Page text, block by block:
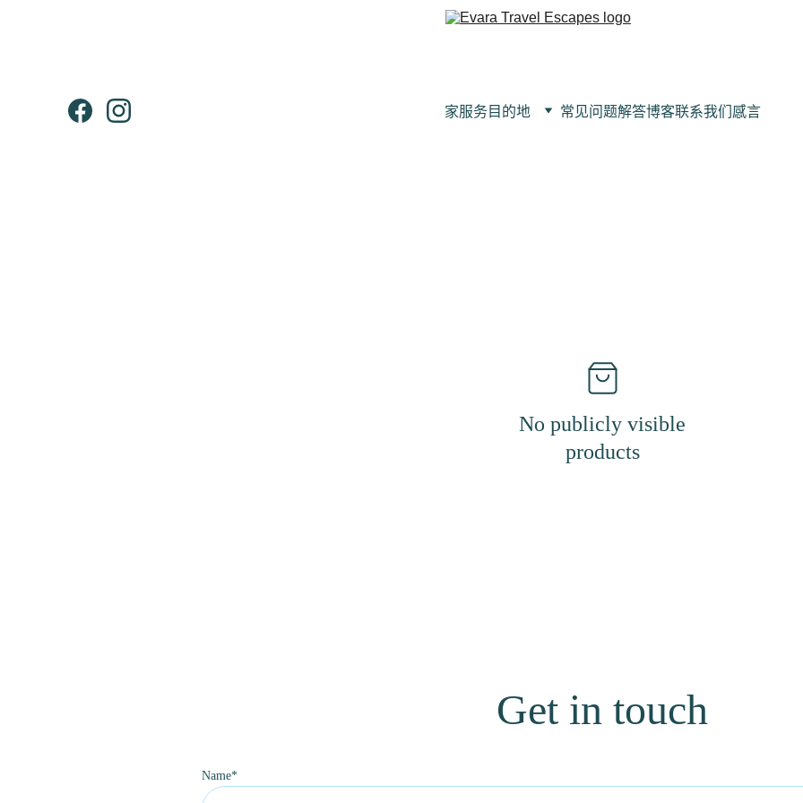
家服务目的地 常见问题解答博客联系我们感言
No publicly visible
products
Get in touch
Name*